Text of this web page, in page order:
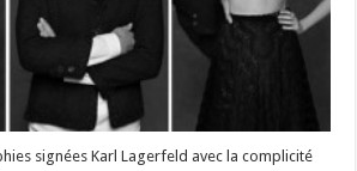
signées Karl Lagerfeld avec la complicité